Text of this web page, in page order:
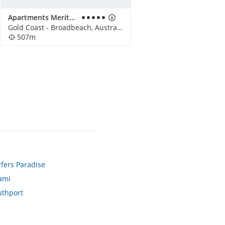
Apartments Meriton - Gold Coast
Gold Coast - Broadbeach, Australien
507m
Paradise